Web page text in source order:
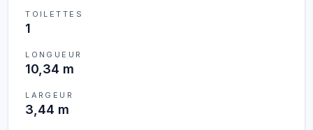
TOILETTES
1
LONGUEUR
10,34 m
LARGEUR
3,44 m